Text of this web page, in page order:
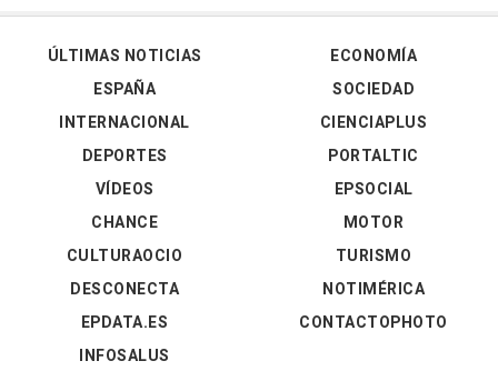
ÚLTIMAS NOTICIAS
ESPAÑA
INTERNACIONAL
DEPORTES
VÍDEOS
ECONOMÍA
SOCIEDAD
CIENCIAPLUS
PORTALTIC
EPSOCIAL
CHANCE
CULTURAOCIO
DESCONECTA
EPDATA.ES
INFOSALUS
MOTOR
TURISMO
NOTIMÉRICA
CONTACTOPHOTO